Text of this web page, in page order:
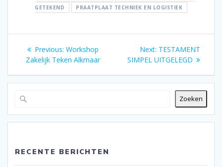
GETEKEND
PRAATPLAAT TECHNIEK EN LOGISTIEK
navigatie
Previous: Previous
post:
Workshop
Zakelijk Teken Alkmaar
Next: Next
post:
TESTAMENT
SIMPEL UITGELEGD
Zoeken
RECENTE BERICHTEN